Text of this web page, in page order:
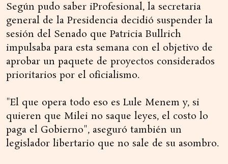
Según pudo saber iProfesional, la secretaria
general de la Presidencia decidió suspender la
sesión del Senado que Patricia Bullrich
impulsaba para esta semana con el objetivo de
aprobar un paquete de proyectos considerados
prioritarios por el oficialismo.
"El que opera todo eso es Lule Menem y, si
quieren que Milei no saque leyes, el costo lo
paga el Gobierno", aseguró también un
legislador libertario que no sale de su asombro.